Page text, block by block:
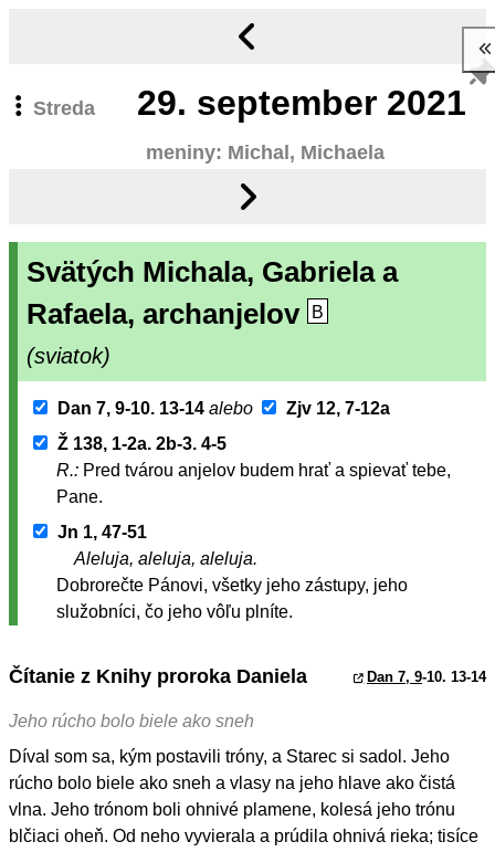
Streda 29. september 2021
meniny: Michal, Michaela
Svätých Michala, Gabriela a
Rafaela, archanjelov
B
(sviatok)
Dan 7, 9-10. 13-14 alebo
Zjv 12, 7-12a
Ž 138, 1-2a. 2b-3. 4-5
R.: Pred tvárou anjelov budem hrať a spievať tebe,
Pane.
Jn 1, 47-51
Aleluja, aleluja, aleluja.
Dobrorečte Pánovi, všetky jeho zástupy, jeho
služobníci, čo jeho vôľu plníte.
Čítanie z Knihy proroka Daniela Dan 7, 9-10. 13-14
Jeho rúcho bolo biele ako sneh
Díval som sa, kým postavili tróny, a Starec si sadol. Jeho
rúcho bolo biele ako sneh a vlasy na jeho hlave ako čistá
vlna. Jeho trónom boli ohnivé plamene, kolesá jeho trónu
blčiaci oheň. Od neho vyvierala a prúdila ohnivá rieka; tisíce